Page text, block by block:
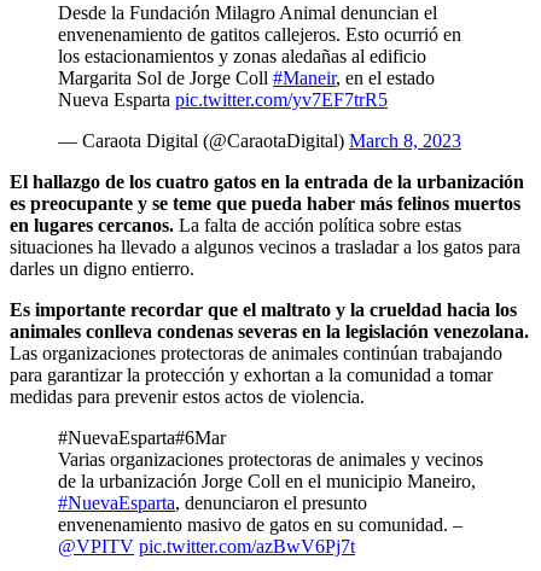
Desde la Fundación Milagro Animal denuncian el
envenenamiento de gatitos callejeros. Esto ocurrió en
los estacionamientos y zonas aledañas al edificio
Margarita Sol de Jorge Coll #Maneir, en el estado
Nueva Esparta pic.twitter.com/yv7EF7trR5
— Caraota Digital (@CaraotaDigital) March 8, 2023
El hallazgo de los cuatro gatos en la entrada de la urbanización
es preocupante y se teme que pueda haber más felinos muertos
en lugares cercanos. La falta de acción política sobre estas
situaciones ha llevado a algunos vecinos a trasladar a los gatos para
darles un digno entierro.
Es importante recordar que el maltrato y la crueldad hacia los
animales conlleva condenas severas en la legislación venezolana.
Las organizaciones protectoras de animales continúan trabajando
para garantizar la protección y exhortan a la comunidad a tomar
medidas para prevenir estos actos de violencia.
#NuevaEsparta#6Mar
Varias organizaciones protectoras de animales y vecinos
de la urbanización Jorge Coll en el municipio Maneiro,
#NuevaEsparta, denunciaron el presunto
envenenamiento masivo de gatos en su comunidad. –
@VPITV pic.twitter.com/azBwV6Pj7t